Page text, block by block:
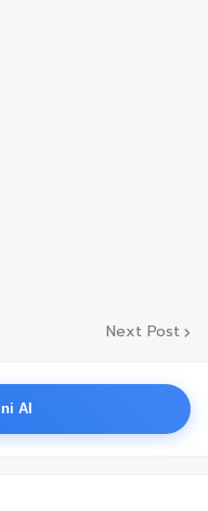
Next Post
AI